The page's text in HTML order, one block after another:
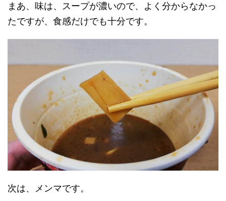
まあ、味は、スープが濃いので、よく分からなかっ
たですが、食感だけでも十分です。
次は、メンマです。